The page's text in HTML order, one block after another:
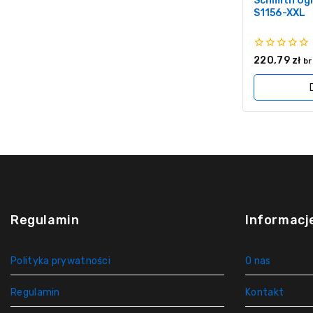
S1156-XXL
0
5
220,79 zł
Regulamin
Polityka prywatności
Regulamin
O nas
Kontakt